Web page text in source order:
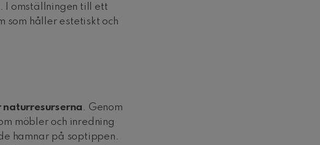
I omställningen till ett
som håller estetiskt och
. Genom
möbler och inredning
hamnar på soptippen.